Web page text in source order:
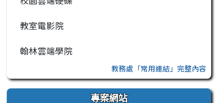
教室電影院
翰林雲端學院
教務處「常用連結」完整內容
專案網站